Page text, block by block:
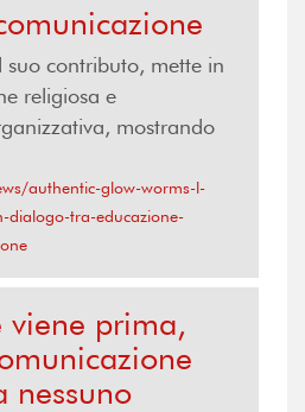
suo contributo, mette in
religiosa e
mostrando
authentic-glow-worms-l-
dialogo-tra-educazione-
viene prima,
nessuno